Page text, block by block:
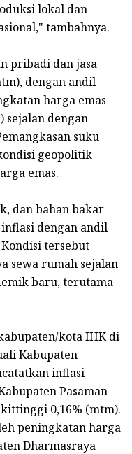
lokal dan
tambahnya.
pribadi dan jasa
dengan andil
harga emas
sejalan dengan
suku
geopolitik
emas.
dan bahan bakar
dengan andil
tersebut
sewa rumah sejalan
baru, terutama
kota IHK di
Kabupaten
inflasi
Pasaman
0,16% (mtm).
peningkatan harga
Dharmasraya